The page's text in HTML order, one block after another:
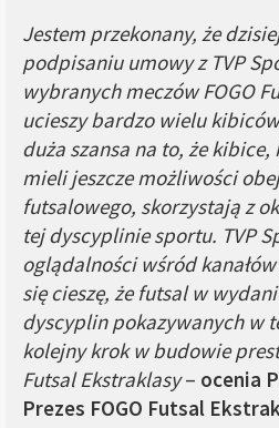
Jestem przekonany, że
podpisaniu umowy z TVP
wybranych meczów FOGO
ucieszy bardzo wielu
duża szansa na to, że
mieli jeszcze możliwości
futsalowego, skorzystają z
tej dyscyplinie sportu. TVP
oglądalności wśród
się cieszę, że futsal w
dyscyplin pokazywanych w
kolejny krok w budowie
Futsal Ekstraklasy– ocenia
Prezes FOGO Futsal